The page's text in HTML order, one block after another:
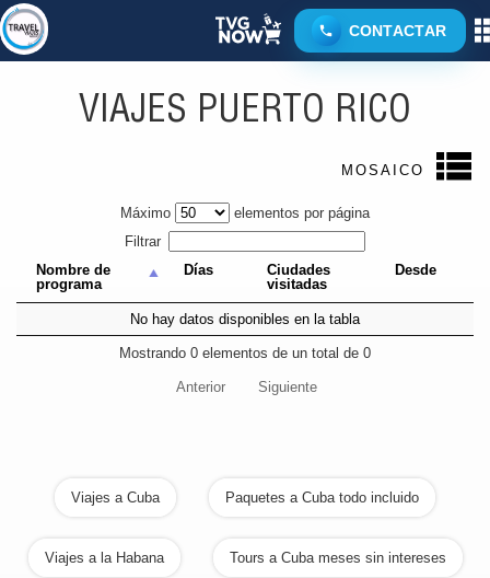
CONTACTAR
PUERTO RICO
VIAJES PUERTO RICO
MOSAICO
Máximo
elementos por página
Filtrar
Nombre de
programa
Días
Ciudades
visitadas
Desde
No hay datos disponibles en la tabla
Mostrando 0 elementos de un total de 0
Anterior Siguiente
Viajes a Cuba Paquetes a Cuba todo incluido
Viajes a la Habana Tours a Cuba meses sin intereses